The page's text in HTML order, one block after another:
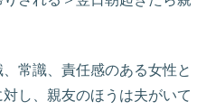
常識、責任感のある女性と
し、親友のほうは夫がいて